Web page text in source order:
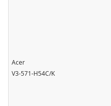
Acer
V3-571-H54C/K